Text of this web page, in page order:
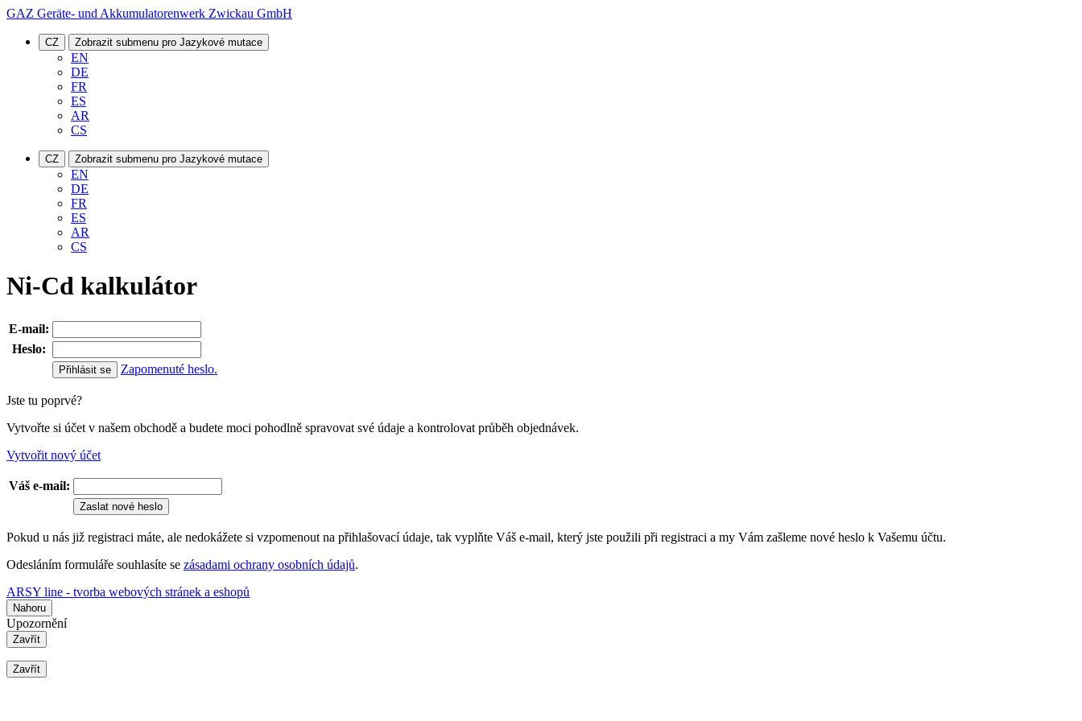
GAZ Geräte- und Akkumulatorenwerk Zwickau GmbH
CZ Zobrazit submenu pro Jazykové mutace
EN
DE
FR
ES
AR
CS
CZ Zobrazit submenu pro Jazykové mutace
EN
DE
FR
ES
AR
CS
Ni-Cd kalkulátor
E-mail:
Heslo:
Zapomenuté heslo.
Jste tu poprvé?
Vytvořte si účet v našem obchodě a budete moci pohodlně spravovat své údaje a kontrolovat průběh objednávek.
Vytvořit nový účet
Váš e-mail:
Zaslat nové heslo
Pokud u nás již registraci máte, ale nedokážete si vzpomenout na přihlašovací údaje, tak vyplňte Váš e-mail, který jste použili při registraci a my Vám zašleme nové heslo k Vašemu účtu.
Odesláním formuláře souhlasíte se zásadami ochrany osobních údajů.
ARSY line - tvorba webových stránek a eshopů
Nahoru
Upozornění
Zavřít
Zavřít